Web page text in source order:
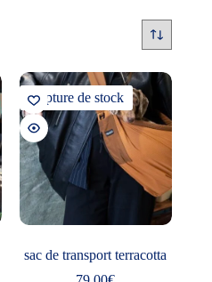
Rupture de stock
sac de transport terracotta